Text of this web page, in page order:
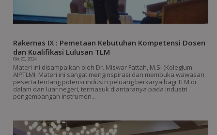
Rakernas IX : Pemetaan Kebutuhan Kompetensi Dosen
dan Kualifikasi Lulusan TLM
Okt 20, 2024
Materi ini disampaikan oleh Dr. Miswar Fattah, M.Si (Kolegium
AIPTLMI. Materi ini sangat menginspirasi dan membuka wawasan
peserta tentang potensi industri peluang berkarya bagi TLM di
dalam dan luar negeri, termasuk diantaranya pada industri
pengembangan instrumen...